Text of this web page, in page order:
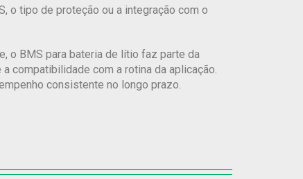
o tipo de proteção ou a integração com o
o BMS para bateria de lítio faz parte da
compatibilidade com a rotina da aplicação.
consistente no longo prazo.